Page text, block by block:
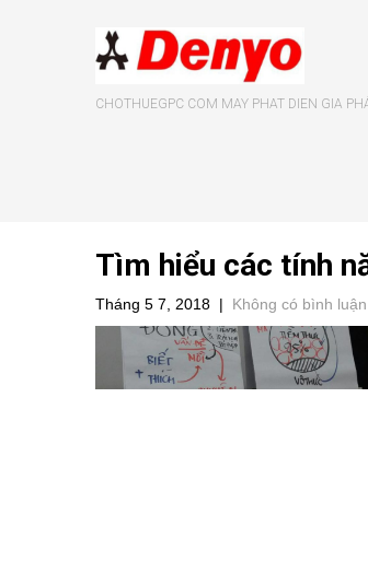
CHOTHUEGPC COM MAY PHAT DIEN GIA
Tìm hiểu các tính
Tháng 5 7, 2018 | Không có bình luận